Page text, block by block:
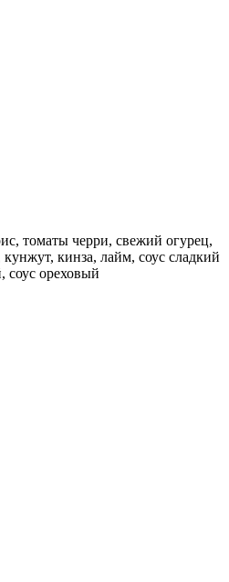
томаты черри, свежий огурец,
кунжут, кинза, лайм, соус сладкий
соус ореховый